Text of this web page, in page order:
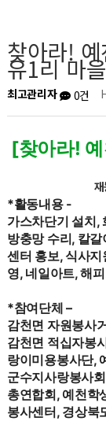
찾아라!
유1리 마
최고관리자 0건
[찾아라!
*활동내용 -
가스차단기 설치,
방충망 수리, 칼
센터 홍보, 식사
영, 네일아트, 해
*참여단체 –
감천면 자원봉사
감천면 적십자봉
랑이미용봉사단,
군수지사랑봉사
총연합회, 예천학
봉사센터, 경상북